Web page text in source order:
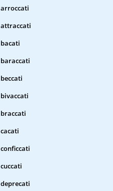
arroccati
attraccati
bacati
baraccati
beccati
bivaccati
braccati
cacati
conficcati
cuccati
deprecati